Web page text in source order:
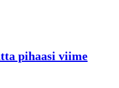
pihaasi viime